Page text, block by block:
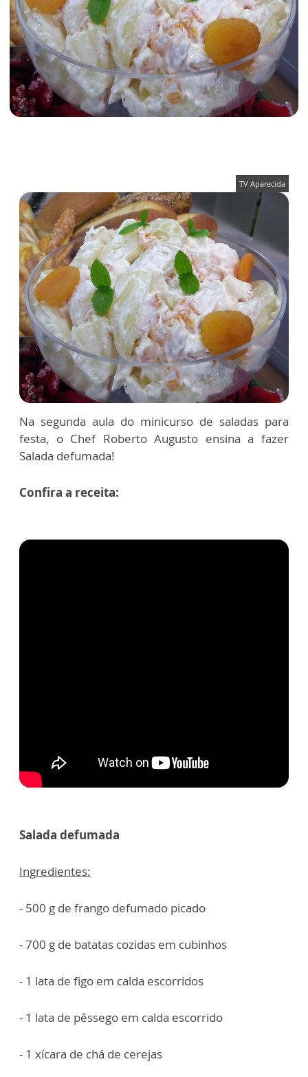
TV Aparecida
Na segunda aula do minicurso de saladas para
festa, o Chef Roberto Augusto ensina a fazer
Salada defumada!
Confira a receita:
Salada defumada
Ingredientes:
- 500 g de frango defumado picado
- 700 g de batatas cozidas em cubinhos
- 1 lata de figo em calda escorridos
- 1 lata de pêssego em calda escorrido
- 1 xícara de chá de cerejas